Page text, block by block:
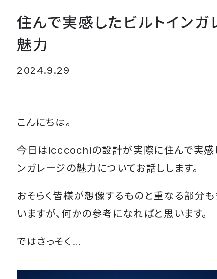
住んで実感したビルトインガ
魅力
2024.9.29
こんにちは。
今日はicocochiの設計が実際に住んで実感
ンガレージの魅力についてお話しします。
おそらく皆様が想像するものと重なる部分
いますが、何かの参考になればと思います。
ではさっそく…